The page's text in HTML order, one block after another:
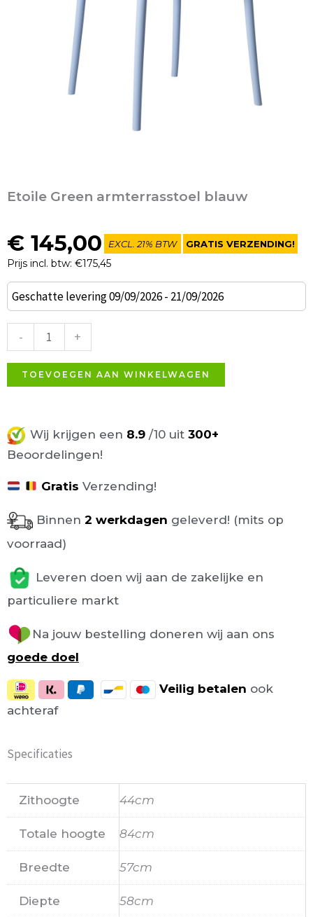
Etoile Green armterrasstoel blauw
€ 145,00
Prijs incl. btw: €175,45
EXCL. 21% BTW GRATIS VERZENDING!
Geschatte levering 09/09/2026 - 21/09/2026
-
Etoile
Green
armterrasstoel
blauw
aantal
+
TOEVOEGEN AAN WINKELWAGEN
Wij krijgen een 8.9 /10 uit 300+
Beoordelingen!
Gratis Verzending!
Binnen 2 werkdagen geleverd! (mits op
voorraad)
Leveren doen wij aan de zakelijke en
particuliere markt
Na jouw bestelling doneren wij aan ons
goede doel
Veilig betalen ook
achteraf
Specificaties
Zithoogte 44cm
Totale hoogte 84cm
Breedte 57cm
Diepte 58cm